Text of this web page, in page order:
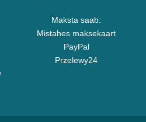
Maksta saab:
Mistahes maksekaart
PayPal
Przelewy24